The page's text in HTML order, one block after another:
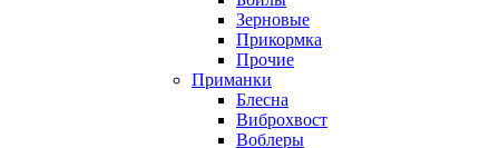
Зерновые
Прикормка
Прочие
Приманки
Блесна
Виброхвост
Воблеры